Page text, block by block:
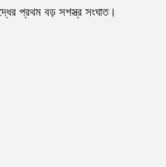
প্রথম বড় সশস্ত্র সংঘাত।